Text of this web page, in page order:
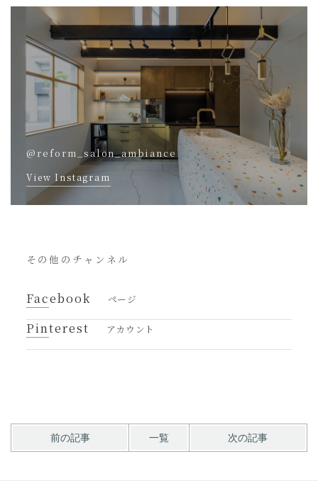
@reform_salon_ambiance
View Instagram
その他のチャンネル
Facebook ページ
Pinterest アカウント
前の記事 一覧 次の記事